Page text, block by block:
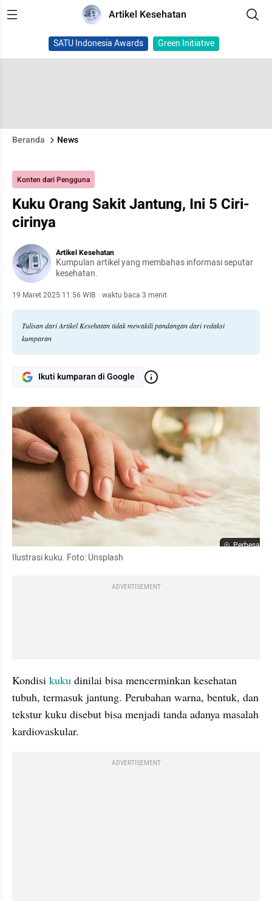
Artikel Kesehatan
SATU Indonesia Awards Green Initiative
Beranda News
Konten dari Pengguna
Kuku Orang Sakit Jantung, Ini 5 Ciri-
cirinya
Artikel Kesehatan
Kumpulan artikel yang membahas informasi seputar
kesehatan.
19 Maret 2025 11:56 WIB · waktu baca 3 menit
Tulisan dari Artikel Kesehatan tidak mewakili pandangan dari redaksi
kumparan
Ikuti kumparan di Google
Perbesar
Ilustrasi kuku. Foto: Unsplash
ADVERTISEMENT
Kondisi kuku dinilai bisa mencerminkan kesehatan
tubuh, termasuk jantung. Perubahan warna, bentuk, dan
tekstur kuku disebut bisa menjadi tanda adanya masalah
kardiovaskular.
ADVERTISEMENT